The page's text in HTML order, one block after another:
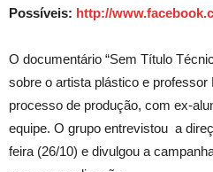
Possíveis: http://
O documentário “Sem Título
sobre o artista plástico e
processo de produção, com ex-
equipe. O grupo entrevistou a
feira (26/10) e divulgou a